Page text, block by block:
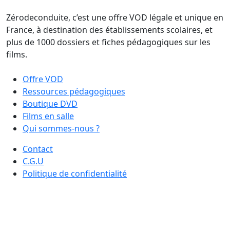
Zérodeconduite, c’est une offre VOD légale et unique en
France, à destination des établissements scolaires, et
plus de 1000 dossiers et fiches pédagogiques sur les
films.
Offre VOD
Ressources pédagogiques
Boutique DVD
Films en salle
Qui sommes-nous ?
Contact
C.G.U
Politique de confidentialité